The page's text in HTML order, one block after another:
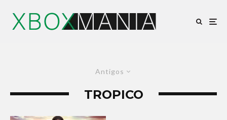
Antigos
TROPICO